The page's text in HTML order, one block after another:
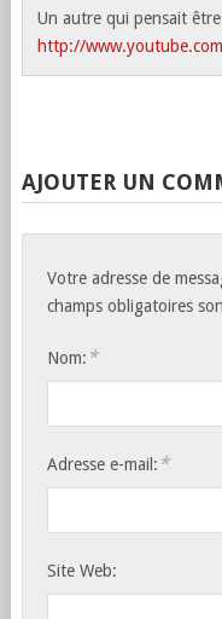
Un autre qui pensait
http://
AJOUTER UN
Votre adresse de
champs obligatoires
Nom: *
Adresse e-mail: *
Site Web: